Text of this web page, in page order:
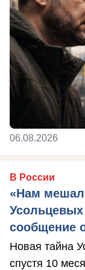
06.08.2026
В России
«Нам
Усольцевых
сообщение
Новая тайна
спустя 10